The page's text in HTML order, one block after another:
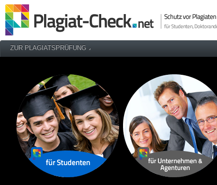
ZUR PLAGIATSPRÜFUNG